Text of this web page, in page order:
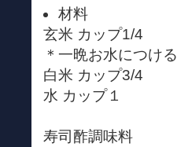
材料
玄米 カップ1/4
＊一晩お水につける
白米 カップ3/4
水 カップ１
寿司酢調味料